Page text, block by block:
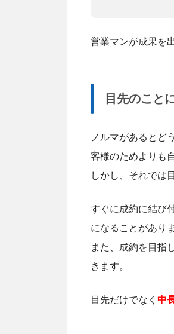
営業マンが成果を
目先のこと
ノルマがあるとど
客様のためよりも
しかし、それでは
すぐに成約に結び
になることがあり
また、成約を目指
きます。
目先だけでなく 中